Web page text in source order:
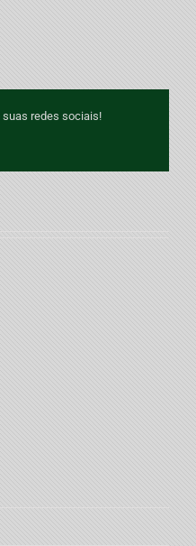
redes sociais!